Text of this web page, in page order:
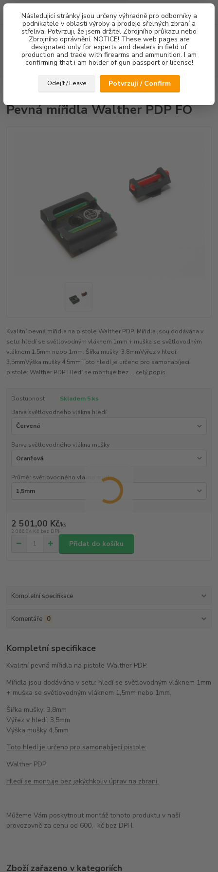
Následující stránky jsou určeny výhradně pro odborníky a
podnikatele v oblasti výroby a prodeje sřelných zbraní a
střeliva. Potvrzuji, že jsem držitel Zbrojního průkazu nebo
Zbrojního oprávnění. NOTICE! These web pages are
designated only for experts and dealers in field of
production and trade with firearms and ammunition. I am
confirming that i am holder of gun passport or license!
Odejít / Leave Potvrzuji / Confirm
Menu
Hledat
za0,00 Kč
Pevná mířidla Walther PDP FO
Pevná mířidla Walther PDP FO
Kvalitní pevná mířidla na pistole Walther PDP. Mířidla jsou dodávána v
setu: hledí se světlovodným vláknem 1mm + muška se světlovodným
vláknem 1,5mm nebo 1mm. Šířka mušky: 3,8mmVýřez v hledí:
3,5mmVýška mušky 4,5mm Toto hledí je určeno pro samonabíjecí
pistole: Walther PDP Hledí se montuje bez ... celý popis
Dostupnost
Skladem 5 ks
Barva světlovodného vlákna hledí
Barva světlovodného vlákna mušky
Průměr světlovodného vlákna mušky
2 501,00 Kč/ks
2 066,94 Kč bez DPH
Přidat do košíku
Kompletní specifikace
Komentáře 0
Kompletní specifikace
Kvalitní pevná mířidla na pistole Walther PDP.
Mířidla jsou dodávána v setu: hledí se světlovodným vláknem 1mm
+ muška se světlovodným vláknem 1,5mm nebo 1mm.
Šířka mušky: 3,8mm
Výřez v hledí: 3,5mm
Výška mušky 4,5mm
Toto hledí je určeno pro samonabíjecí pistole:
Walther PDP
Hledí se montuje bez jakýchkoliv úprav na zbrani.
Můžeme Vám poskytnout montáž tohoto produktu v naší
provozovně za cenu od 600,- kč bez DPH.
Zboží zařazeno v kategoriích